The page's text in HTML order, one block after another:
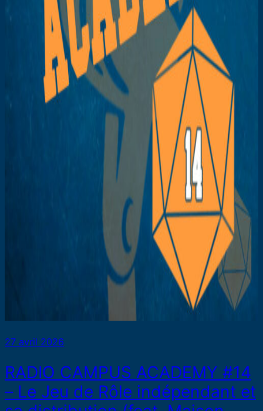
27 avril 2026
RADIO CAMPUS ACADEMY #14
– Le Jeu de Rôle indépendant et